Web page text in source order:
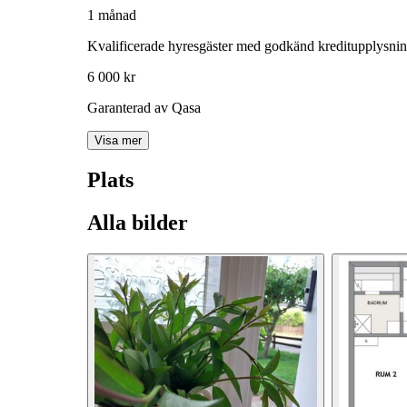
1 månad
Kvalificerade hyresgäster med godkänd
6 000 kr
Garanterad av Qasa
Visa mer
Plats
Alla bilder